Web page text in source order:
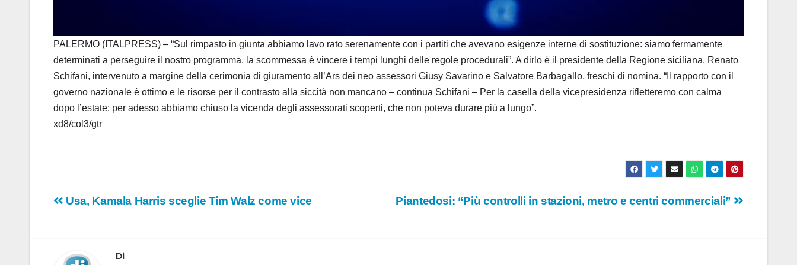
e
o
PALERMO (ITALPRESS) – “Sul rimpasto in giunta abbiamo lavo rato serenamente con i partiti che avevano esigenze interne di sostituzione: siamo fermamente
determinati a perseguire il nostro programma, la scommessa è vincere i tempi lunghi delle regole procedurali”. A dirlo è il presidente della Regione siciliana, Renato
Schifani, intervenuto a margine della cerimonia di giuramento all’Ars dei neo assessori Giusy Savarino e Salvatore Barbagallo, freschi di nomina. “Il rapporto con il
governo nazionale è ottimo e le risorse per il contrasto alla siccità non mancano – continua Schifani – Per la casella della vicepresidenza rifletteremo con calma
dopo l’estate: per adesso abbiamo chiuso la vicenda degli assessorati scoperti, che non poteva durare più a lungo”.
xd8/col3/gtr
Navigazione
Piantedosi: “Più controlli in stazioni, metro e centri commerciali”
Usa, Kamala Harris sceglie Tim Walz come vice
Di